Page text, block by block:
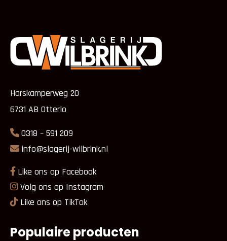
Harskamperweg 20
6731 AB Otterlo
0318 – 591 209
info@slagerij-wilbrink.nl
Like ons op Facebook
Volg ons op Instagram
Like ons op TikTok
Populaire producten